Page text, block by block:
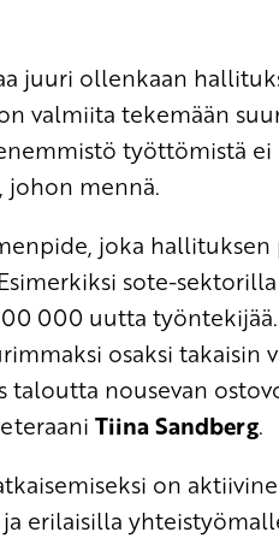
juuri ollenkaan
valmiita tekemään
työttömistä ei
johon mennä.
joka hallituksen
sote-
000 uutta
osaksi takaisin
taloutta nousevan
Tiina Sandberg.
on
erilaisilla